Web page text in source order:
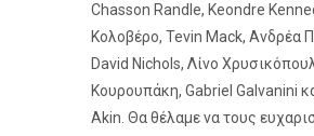
Chasson Randle, Keondre
Κολοβέρο, Tevin Mack, Ανδρέα
David Nichols, Λίνο
Κουρουπάκη, Gabriel Galvanini
Akin. Θα θέλαμε να τους